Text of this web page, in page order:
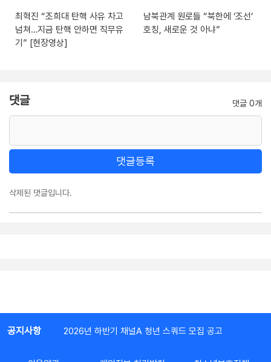
최혁진 “조희대 탄핵 사유 차고
넘쳐…지금 탄핵 안하면 직무유
기” [현장영상]
남북관계 원로들 “북한에 ‘조선’
호칭, 새로운 것 아냐”
댓글 댓글 0개
댓글등록
삭제된 댓글입니다.
공지사항 2026년 하반기 채널A 청년 스쿼드 모집 공고